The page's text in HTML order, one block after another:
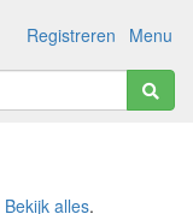
Menu
Registreren
Bekijk alles.